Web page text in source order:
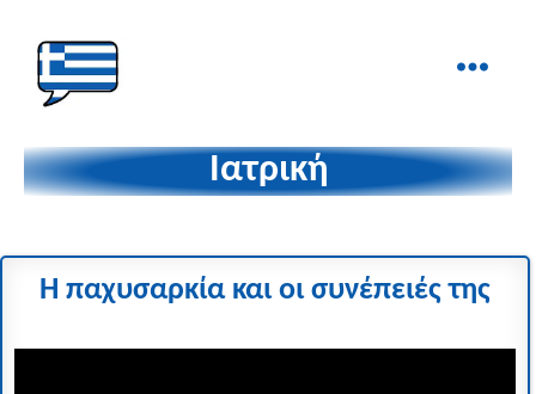
στα
Δάχτυλα!
Ιατρική
Η παχυσαρκία και οι συνέπειές της